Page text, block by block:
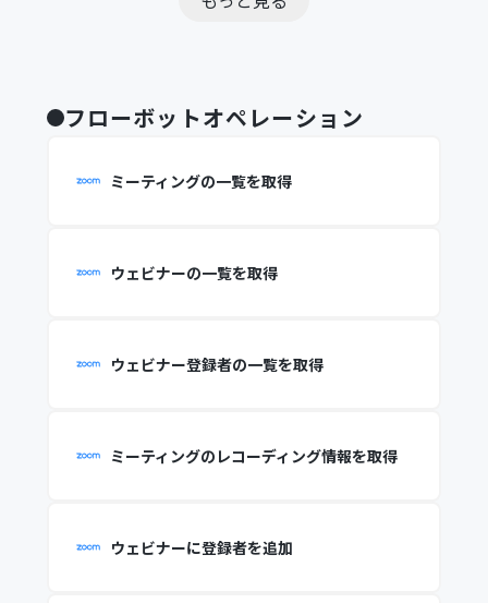
フローボットオペレーション
ミーティングの一覧を取得
ウェビナーの一覧を取得
ウェビナー登録者の一覧を取得
ミーティングのレコーディング情報を取得
ウェビナーに登録者を追加